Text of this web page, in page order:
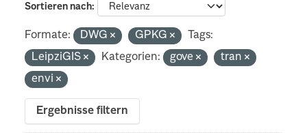
Sortieren nach
Formate: DWG GPKG
Tags:
LeipziGIS
Kategorien: gove
tran
envi
Ergebnisse filtern